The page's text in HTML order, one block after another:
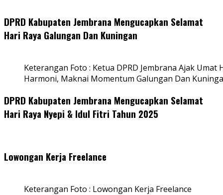
DPRD Kabupaten Jembrana Mengucapkan Selamat
Hari Raya Galungan Dan Kuningan
Keterangan Foto : Ketua DPRD Jembrana Ajak
Harmoni, Maknai Momentum Galungan Dan
DPRD Kabupaten Jembrana Mengucapkan Selamat
Hari Raya Nyepi & Idul Fitri Tahun 2025
Lowongan Kerja Freelance
Keterangan Foto : Lowongan Kerja Freelance